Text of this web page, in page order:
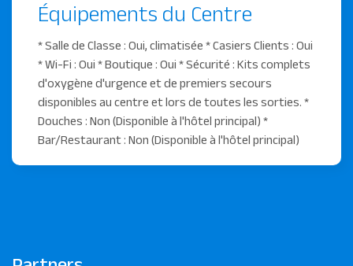
Équipements du Centre
* Salle de Classe : Oui, climatisée * Casiers Clients : Oui
* Wi-Fi : Oui * Boutique : Oui * Sécurité : Kits complets
d'oxygène d'urgence et de premiers secours
disponibles au centre et lors de toutes les sorties. *
Douches : Non (Disponible à l'hôtel principal) *
Bar/Restaurant : Non (Disponible à l'hôtel principal)